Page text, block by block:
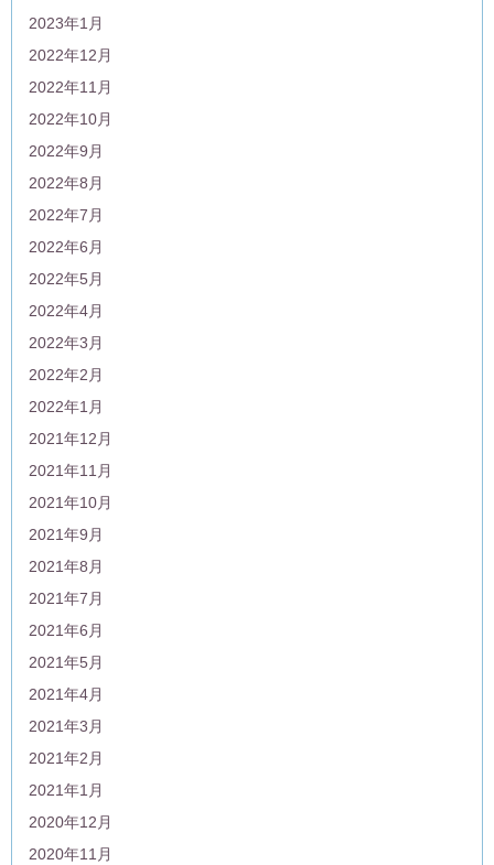
2023年1月
2022年12月
2022年11月
2022年10月
2022年9月
2022年8月
2022年7月
2022年6月
2022年5月
2022年4月
2022年3月
2022年2月
2022年1月
2021年12月
2021年11月
2021年10月
2021年9月
2021年8月
2021年7月
2021年6月
2021年5月
2021年4月
2021年3月
2021年2月
2021年1月
2020年12月
2020年11月